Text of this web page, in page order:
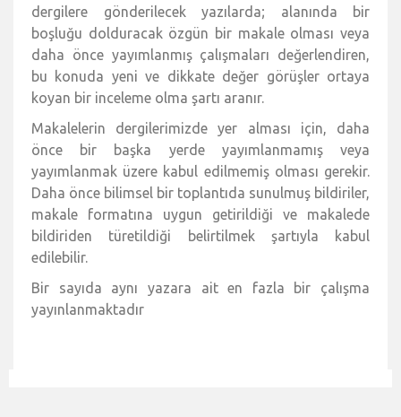
dergilere gönderilecek yazılarda; alanında bir
boşluğu dolduracak özgün bir makale olması veya
daha önce yayımlanmış çalışmaları değerlendiren,
bu konuda yeni ve dikkate değer görüşler ortaya
koyan bir inceleme olma şartı aranır.
Makalelerin dergilerimizde yer alması için, daha
önce bir başka yerde yayımlanmamış veya
yayımlanmak üzere kabul edilmemiş olması gerekir.
Daha önce bilimsel bir toplantıda sunulmuş bildiriler,
makale formatına uygun getirildiği ve makalede
bildiriden türetildiği belirtilmek şartıyla kabul
edilebilir.
Bir sayıda aynı yazara ait en fazla bir çalışma
yayınlanmaktadır